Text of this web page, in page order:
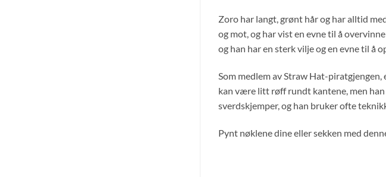
Zoro har langt, grønt hår og har alltid
og mot, og har vist en evne til å
og han har en sterk vilje og en evne til å
Som medlem av Straw Hat-
kan være litt røff rundt kantene, men han
sverdskjemper, og han bruker ofte
Pynt nøklene dine eller sekken med